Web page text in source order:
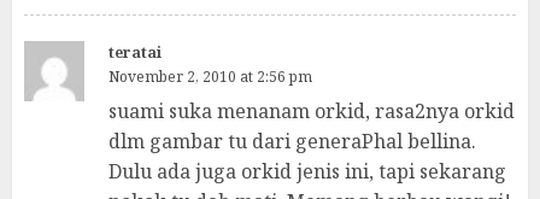
teratai
November 2, 2010 at 2:56 pm
suami suka menanam orkid, rasa2nya orkid
dlm gambar tu dari generaPhal bellina.
Dulu ada juga orkid jenis ini, tapi sekarang